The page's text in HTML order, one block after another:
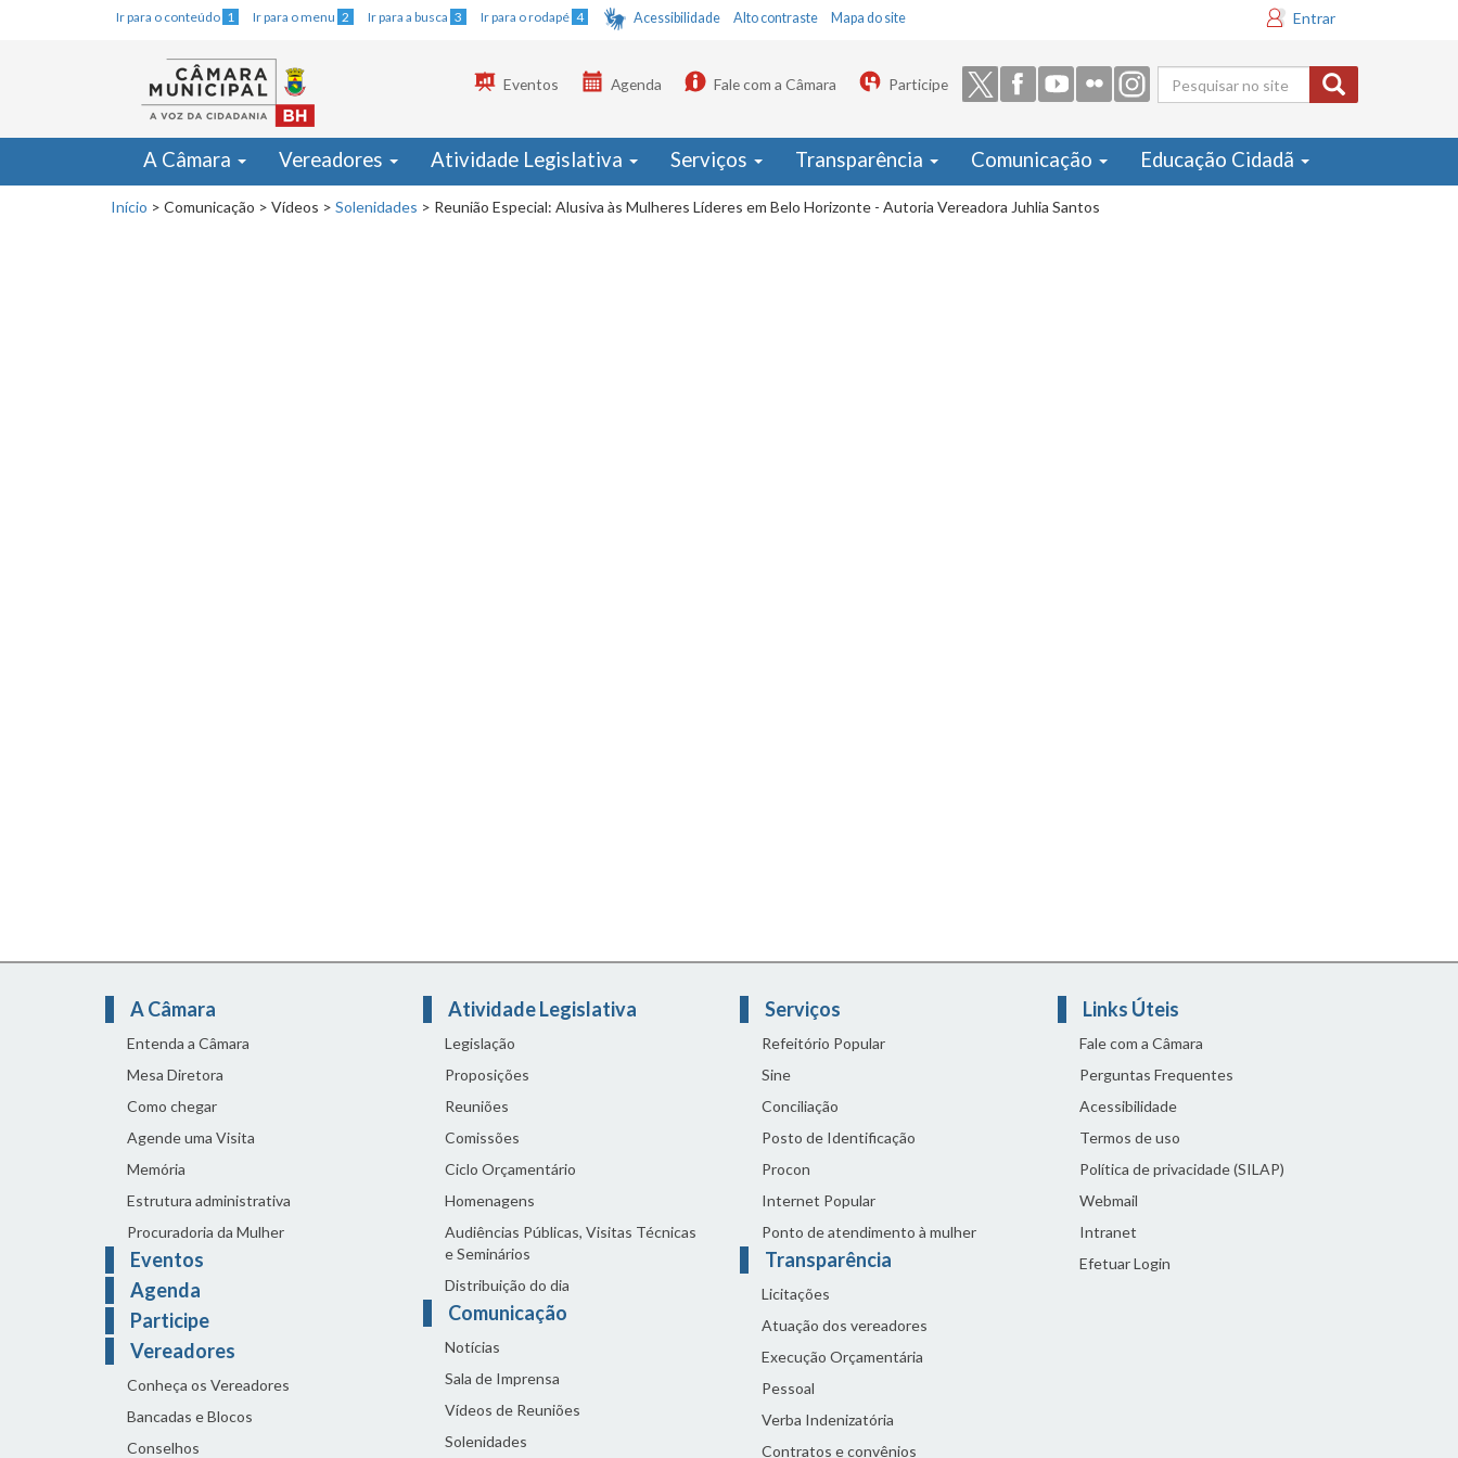
Ir para o conteúdo 1 Ir para o menu 2 Ir para a busca 3 Ir para o rodapé 4 Acessibilidade Alto contraste Mapa do site Entrar
Formulário
de busca
Eventos Agenda Fale com a Câmara Participe
A Câmara Vereadores Atividade Legislativa Serviços Transparência Comunicação Educação Cidadã
Início > Comunicação > Vídeos > Solenidades > Reunião Especial: Alusiva às Mulheres Líderes em Belo Horizonte - Autoria Vereadora Juhlia Santos
A Câmara
Entenda a Câmara
Mesa Diretora
Como chegar
Agende uma Visita
Memória
Estrutura administrativa
Procuradoria da Mulher
Eventos
Agenda
Participe
Vereadores
Conheça os Vereadores
Bancadas e Blocos
Conselhos
Atividade Legislativa
Legislação
Proposições
Reuniões
Comissões
Ciclo Orçamentário
Homenagens
Audiências Públicas, Visitas Técnicas
e Seminários
Distribuição do dia
Comunicação
Notícias
Sala de Imprensa
Vídeos de Reuniões
Solenidades
Serviços
Refeitório Popular
Sine
Conciliação
Posto de Identificação
Procon
Internet Popular
Ponto de atendimento à mulher
Transparência
Licitações
Atuação dos vereadores
Execução Orçamentária
Pessoal
Verba Indenizatória
Contratos e convênios
Links Úteis
Fale com a Câmara
Perguntas Frequentes
Acessibilidade
Termos de uso
Política de privacidade (SILAP)
Webmail
Intranet
Efetuar Login